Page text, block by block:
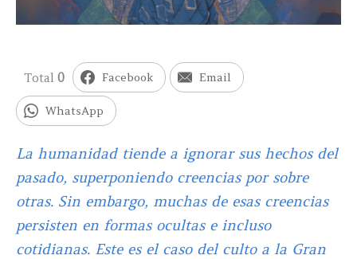
Total 0 Facebook Email
WhatsApp
La humanidad tiende a ignorar sus hechos del
pasado, superponiendo creencias por sobre
otras. Sin embargo, muchas de esas creencias
persisten en formas ocultas e incluso
cotidianas. Este es el caso del culto a la Gran